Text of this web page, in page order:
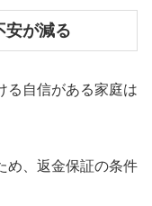
安が減る
る自信がある家庭は
め、返金保証の条件